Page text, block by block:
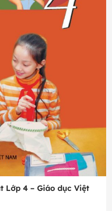
Lớp 4 – Giáo dục Việt